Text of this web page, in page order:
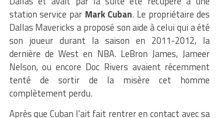
station service par Mark Cuban. Le propriétaire des
Dallas Mavericks a proposé son aide à celui qui a été
son joueur durant la saison en 2011-2012, la
dernière de West en NBA. LeBron James, Jameer
Nelson, ou encore Doc Rivers avaient récemment
tenté de sortir de la misère cet homme
complètement perdu.
Après que Cuban l’ait fait rentrer en contact avec sa